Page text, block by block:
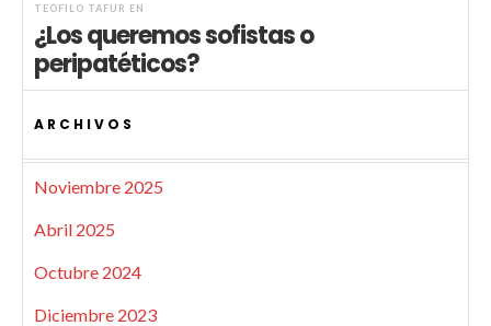
TEÓFILO TAFUR EN
¿Los queremos sofistas o
peripatéticos?
ARCHIVOS
Noviembre 2025
Abril 2025
Octubre 2024
Diciembre 2023